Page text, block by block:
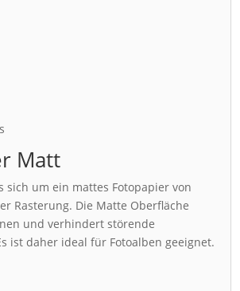
Matt
sich um ein mattes Fotopapier von
Rasterung. Die Matte Oberfläche
und verhindert störende
ist daher ideal für Fotoalben geeignet.